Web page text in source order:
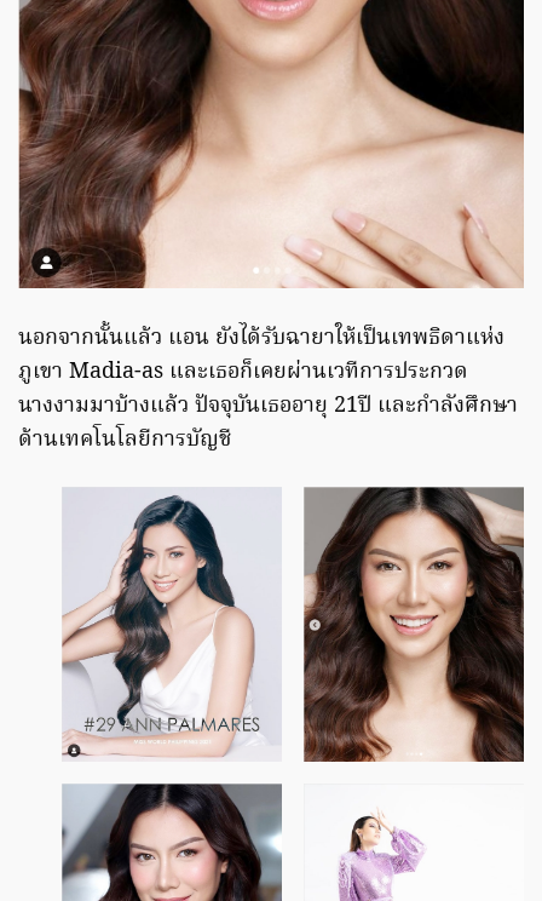
นอกจากนั้นแล้ว แอน ยังได้รับฉายาให้เป็นเทพธิดาแห่ง
ภูเขา Madia-as และเธอก็เคยผ่านเวทีการประกวด
นางงามมาบ้างแล้ว ปัจจุบันเธออายุ 21ปี และกำลังศึกษา
ด้านเทคโนโลยีการบัญชี